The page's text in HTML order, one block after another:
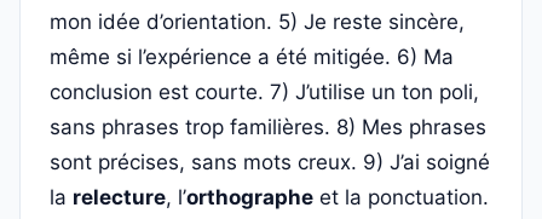
mon idée d’orientation. 5) Je reste sincère,
même si l’expérience a été mitigée. 6) Ma
conclusion est courte. 7) J’utilise un ton poli,
sans phrases trop familières. 8) Mes phrases
sont précises, sans mots creux. 9) J’ai soigné
la relecture, l’orthographe et la ponctuation.